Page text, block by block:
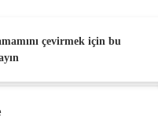
çevirmek için bu